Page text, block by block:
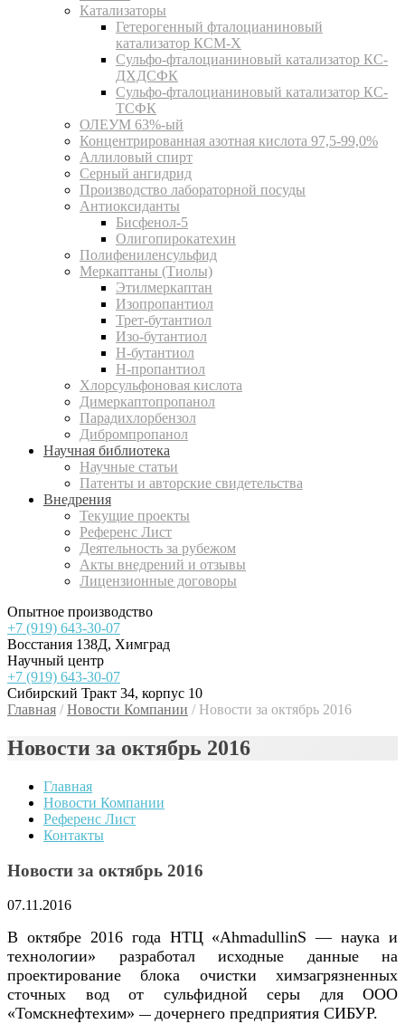
Катализаторы
Гетерогенный фталоцианиновый
катализатор КСМ-Х
Сульфо-фталоцианиновый катализатор КС-
ДХДСФК
Сульфо-фталоцианиновый катализатор КС-
ТСФК
ОЛЕУМ 63%-ый
Концентрированная азотная кислота 97,5-99,0%
Аллиловый спирт
Серный ангидрид
Производство лабораторной посуды
Антиоксиданты
Бисфенол-5
Олигопирокатехин
Полифениленсульфид
Меркаптаны (Тиолы)
Этилмеркаптан
Изопропантиол
Трет-бутантиол
Изо-бутантиол
Н-бутантиол
Н-пропантиол
Хлорсульфоновая кислота
Димеркаптопропанол
Парадихлорбензол
Дибромпропанол
Научная библиотека
Научные статьи
Патенты и авторские свидетельства
Внедрения
Текущие проекты
Референс Лист
Деятельность за рубежом
Акты внедрений и отзывы
Лицензионные договоры
Опытное производство
+7 (919) 643-30-07
Восстания 138Д, Химград
Научный центр
+7 (919) 643-30-07
Сибирский Тракт 34, корпус 10
Главная / Новости Компании /Новости за октябрь 2016
Новости за октябрь 2016
Главная
Новости Компании
Референс Лист
Контакты
Новости за октябрь 2016
07.11.2016
В октябре 2016 года НТЦ «AhmadullinS — наука и
технологии» разработал исходные данные на
проектирование блока очистки химзагрязненных
сточных вод от сульфидной серы для ООО
«Томскнефтехим» — дочернего предприятия СИБУР.